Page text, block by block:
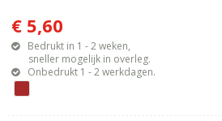
€ 5,60
Bedrukt in 1 - 2 weken,
sneller mogelijk in overleg.
Onbedrukt 1 - 2 werkdagen.